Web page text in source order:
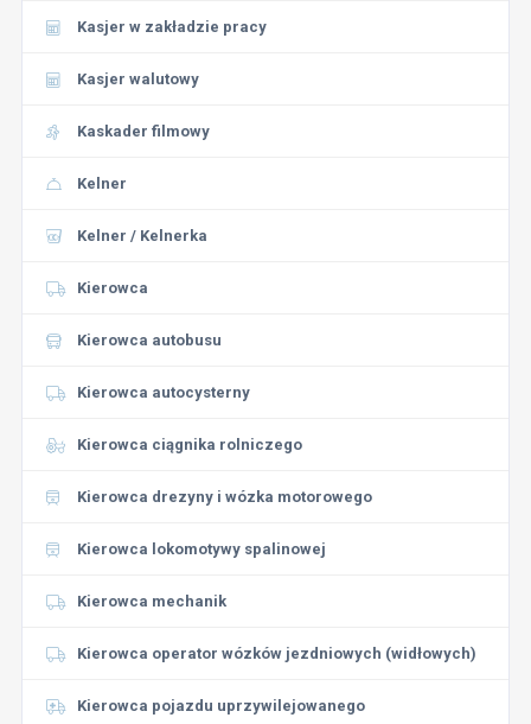
Kasjer w zakładzie pracy
Kasjer walutowy
Kaskader filmowy
Kelner
Kelner / Kelnerka
Kierowca
Kierowca autobusu
Kierowca autocysterny
Kierowca ciągnika rolniczego
Kierowca drezyny i wózka motorowego
Kierowca lokomotywy spalinowej
Kierowca mechanik
Kierowca operator wózków jezdniowych (widłowych)
Kierowca pojazdu uprzywilejowanego